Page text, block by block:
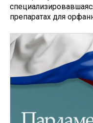
препаратах для